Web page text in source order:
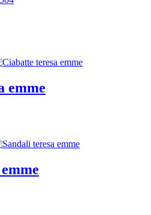
emme